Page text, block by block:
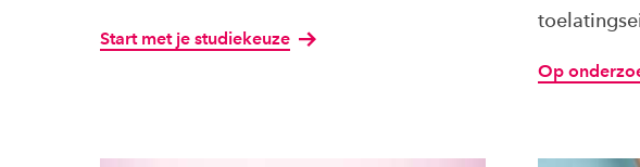
Start met je studiekeuze
Op